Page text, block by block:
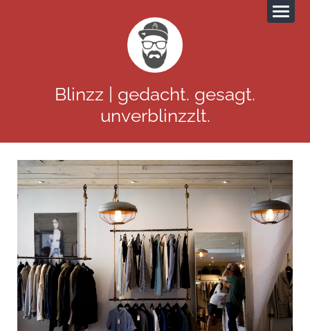
Blinzz | gedacht. gesagt.
unverblinzzlt.